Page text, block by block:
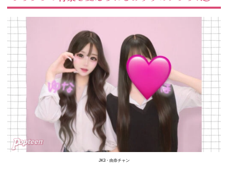
イドリース
04. プリクラの背
景を変更する方
法
− 1. 背景を
変えたいプ
リクラを選
− 2. 「背景
透過」を選
JK3・由奈チャン